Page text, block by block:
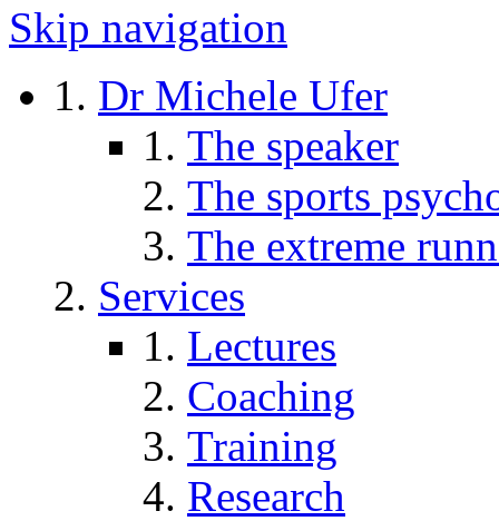
Skip navigation
Dr Michele Ufer
The speaker
The sports
The extreme
Services
Lectures
Coaching
Training
Research